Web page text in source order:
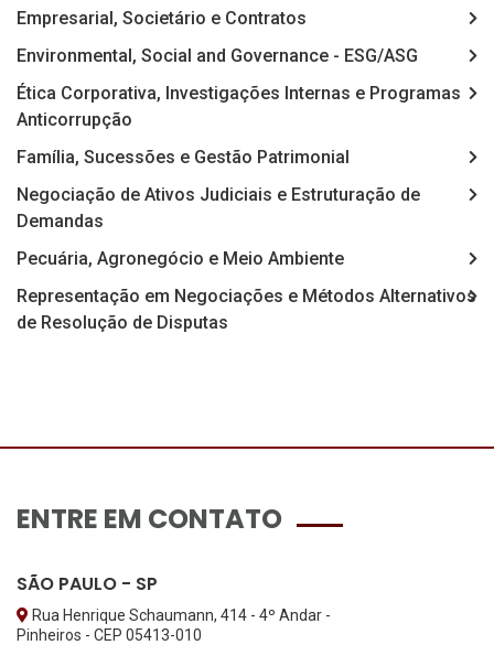
Empresarial, Societário e Contratos
Environmental, Social and Governance - ESG/ASG
Ética Corporativa, Investigações Internas e Programas
Anticorrupção
Família, Sucessões e Gestão Patrimonial
Negociação de Ativos Judiciais e Estruturação de
Demandas
Pecuária, Agronegócio e Meio Ambiente
Representação em Negociações e Métodos Alternativos
de Resolução de Disputas
ENTRE EM CONTATO
SÃO PAULO - SP
Rua Henrique Schaumann, 414 - 4º Andar -
Pinheiros - CEP 05413-010